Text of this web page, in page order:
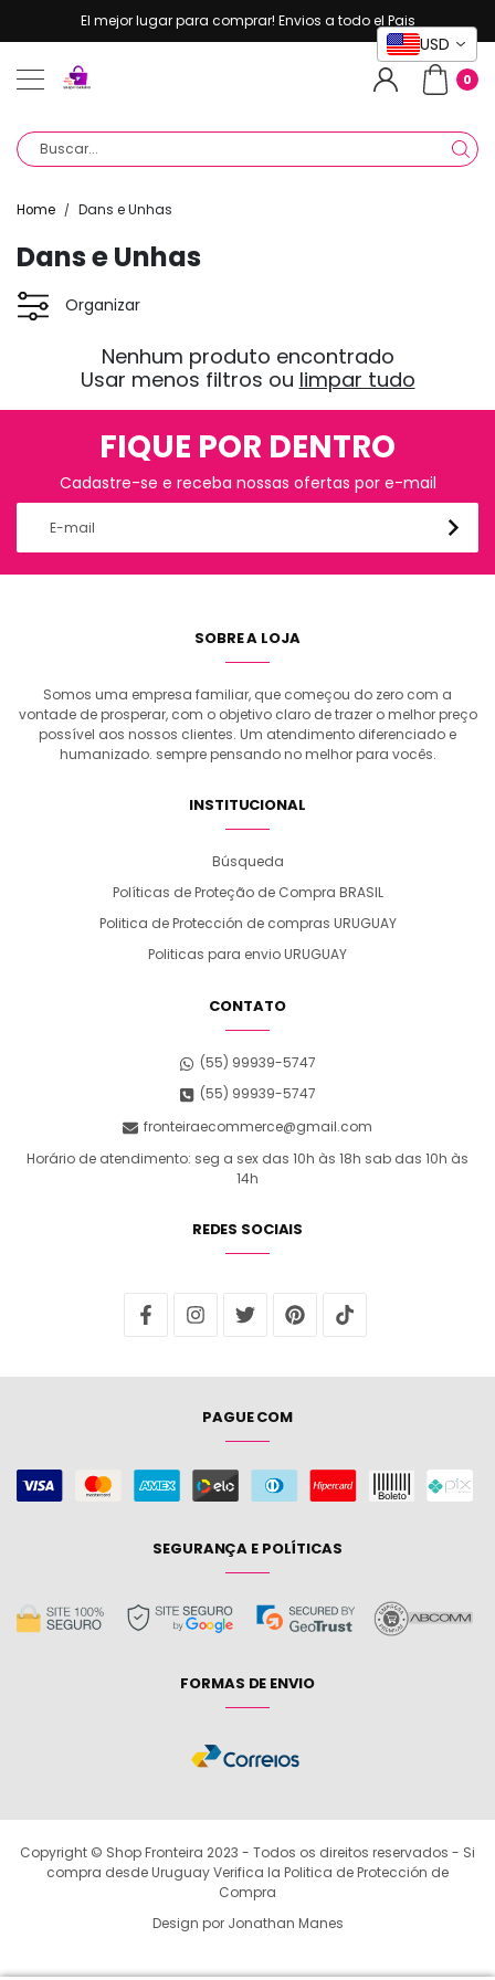
Pular para o conteúdoEl mejor lugar para comprar! Envios a todo el Pais
0
Home / Dans e Unhas
Coleção:
Dans e Unhas
Nenhum produto encontrado
Usar menos filtros ou limpar tudo
Organizar
FIQUE POR DENTRO
Cadastre-se e receba nossas ofertas por e-mail
SOBRE A LOJA
Somos uma empresa familiar, que começou do zero com a
vontade de prosperar, com o objetivo claro de trazer o melhor preço
possível aos nossos clientes. Um atendimento diferenciado e
humanizado. sempre pensando no melhor para vocês.
INSTITUCIONAL
Búsqueda
Políticas de Proteção de Compra BRASIL
Politica de Protección de compras URUGUAY
Politicas para envio URUGUAY
CONTATO
(55) 99939-5747
(55) 99939-5747
fronteiraecommerce@gmail.com
Horário de atendimento: seg a sex das 10h às 18h sab das 10h às
14h
REDES SOCIAIS
PAGUE COM
SEGURANÇA E POLÍTICAS
FORMAS DE ENVIO
Copyright © Shop Fronteira 2023 - Todos os direitos reservados - Si
compra desde Uruguay Verifica la Politica de Protección de
Compra
Design por Jonathan Manes
USD